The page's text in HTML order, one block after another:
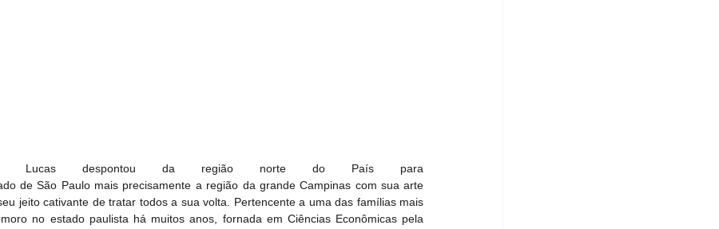
Lucas despontou da região norte do País para
de São Paulo mais precisamente a região da grande Campinas com sua arte
jeito cativante de tratar todos a sua volta. Pertencente a uma das famílias mais
no estado paulista há muitos anos, fornada em Ciências Econômicas pela